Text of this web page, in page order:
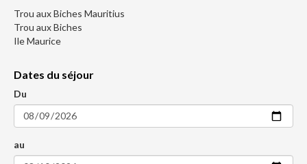
Trou aux Biches Mauritius
Trou aux Biches
Ile Maurice
Dates du séjour
Du
au